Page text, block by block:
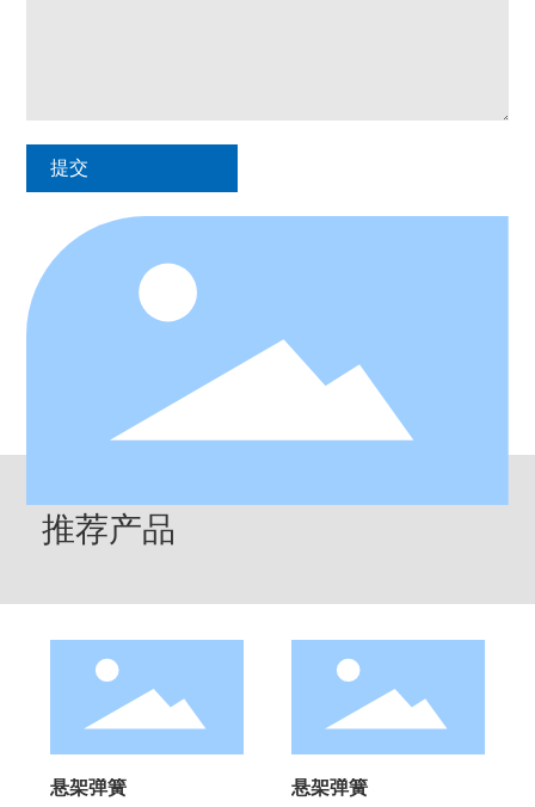
提交
推荐产品
悬架弹簧 悬架弹簧